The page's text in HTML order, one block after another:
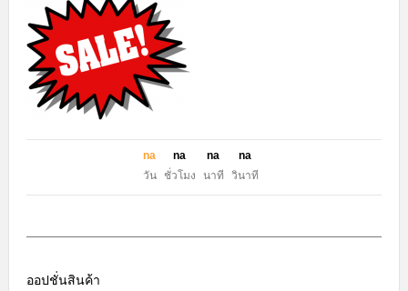
na
วัน
na
ชั่วโมง
na
นาที
na
วินาที
ออปชั่นสินค้า